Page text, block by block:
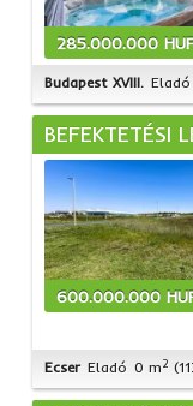
285.000.000
Budapest XVIII. Eladó
BEFEKTETÉSI
600.000.000
Ecser Eladó 0 m2